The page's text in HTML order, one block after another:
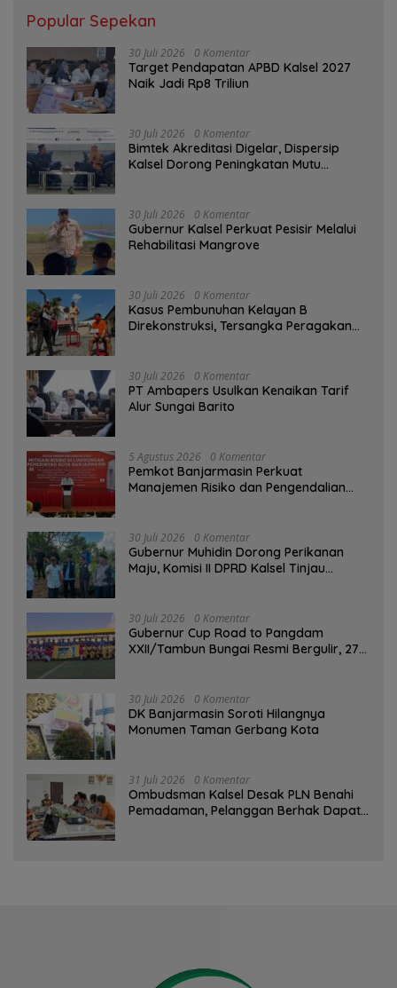
Popular Sepekan
30 Juli 2026 0 Komentar
Target Pendapatan APBD Kalsel 2027
Naik Jadi Rp8 Triliun
30 Juli 2026 0 Komentar
Bimtek Akreditasi Digelar, Dispersip
Kalsel Dorong Peningkatan Mutu
30 Juli 2026 0 Komentar
Gubernur Kalsel Perkuat Pesisir Melalui
Rehabilitasi Mangrove
30 Juli 2026 0 Komentar
Kasus Pembunuhan Kelayan B
Direkonstruksi, Tersangka Peragakan
30 Juli 2026 0 Komentar
PT Ambapers Usulkan Kenaikan Tarif
Alur Sungai Barito
5 Agustus 2026 0 Komentar
Pemkot Banjarmasin Perkuat
Manajemen Risiko dan Pengendalian
30 Juli 2026 0 Komentar
Gubernur Muhidin Dorong Perikanan
Maju, Komisi II DPRD Kalsel Tinjau
30 Juli 2026 0 Komentar
Gubernur Cup Road to Pangdam
XXII/Tambun Bungai Resmi Bergulir, 27
30 Juli 2026 0 Komentar
DK Banjarmasin Soroti Hilangnya
Monumen Taman Gerbang Kota
31 Juli 2026 0 Komentar
Ombudsman Kalsel Desak PLN Benahi
Pemadaman, Pelanggan Berhak Dapat